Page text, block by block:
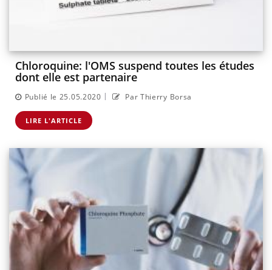
Chloroquine: l'OMS suspend toutes les études
dont elle est partenaire
Publié le 25.05.2020 | Par Thierry Borsa
LIRE L'ARTICLE